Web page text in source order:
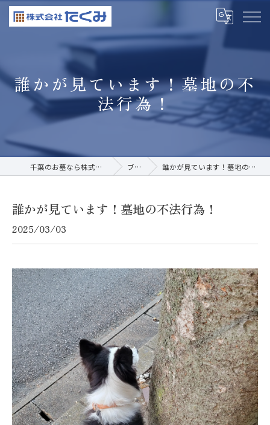
誰かが見ています！墓地の不
法行為！
千葉のお墓なら株式会社たくみ ブログ 誰かが見ています！墓地の不法行為！
誰かが見ています！墓地の不法行為！
2025/03/03